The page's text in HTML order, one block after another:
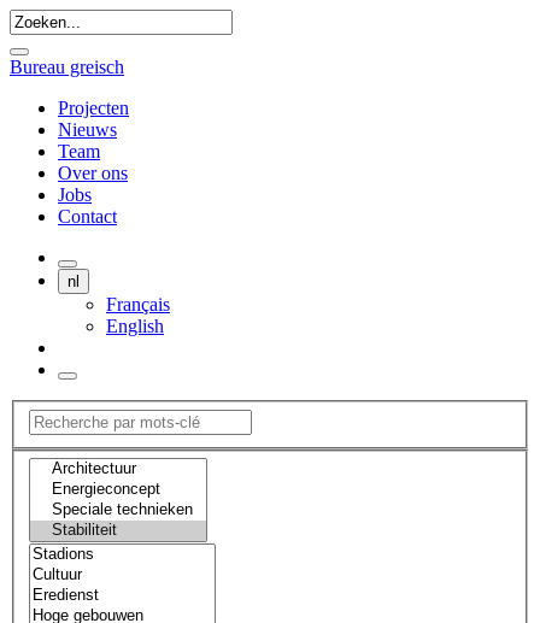
Bureau greisch
Projecten
Nieuws
Team
Over ons
Jobs
Contact
nl
Français
English